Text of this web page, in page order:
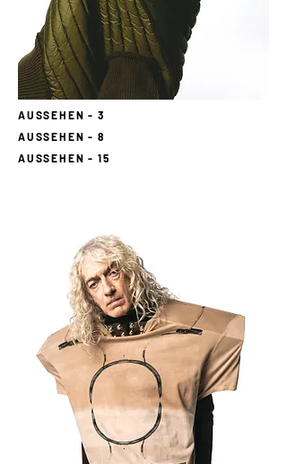
AUSSEHEN - 3
AUSSEHEN - 8
AUSSEHEN - 15